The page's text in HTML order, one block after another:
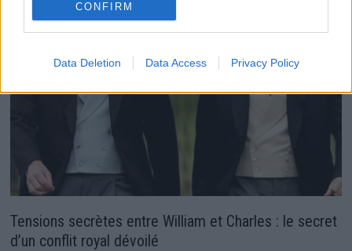
CONFIRM
Data Deletion Data Access Privacy Policy
Tensions secrètes entre William et Charles : le secret
d’un conflit royal dévoilé